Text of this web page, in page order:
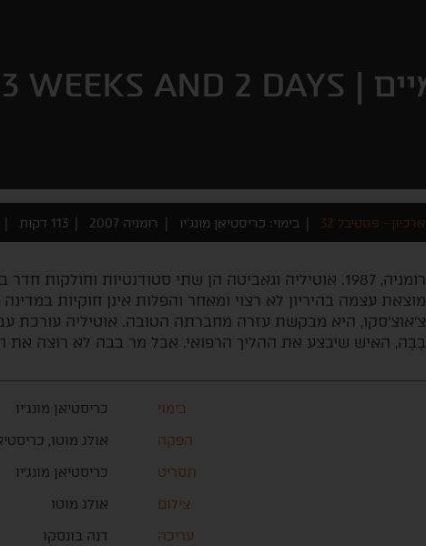
WEEKS AND 2 DAYS
ארכיון - פסטיבל 32 בימוי: כריסטיאן מונג'יו רומניה 2007 113 דקות
רומניה, 1987. אוטיליה וגאביטה הן שתי סטודנטיות וחולקות
מוצאת עצמה בהיריון לא רצוי ומאחר והפלות אינן חוקיות
צ'אוצ'סקו, היא מבקשת עזרה מחברתה הטובה. אוטיליה עורכת
בֶּבֶּה, האיש שיבצע את ההליך הרפואי. אבל מר בבה לא רוצה את
בימוי
כריסטיאן מונג'יו
הפקה
אולג מוטו,
תסריט
כריסטיאן מונג'יו
צילום
אולג מוטו
עריכה
דנה בונסקו